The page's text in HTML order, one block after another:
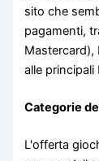
sito che
pagamenti,
Mastercard),
alle
Categorie
L'offerta